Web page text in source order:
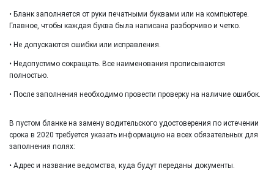
• Бланк заполняется от руки печатными буквами или на компьютере.
Главное, чтобы каждая буква была написана разборчиво и четко.
• Не допускаются ошибки или исправления.
• Недопустимо сокращать. Все наименования прописываются
полностью.
• После заполнения необходимо провести проверку на наличие ошибок.
В пустом бланке на замену водительского удостоверения по истечении
срока в 2020 требуется указать информацию на всех обязательных для
заполнения полях:
• Адрес и название ведомства, куда будут переданы документы.